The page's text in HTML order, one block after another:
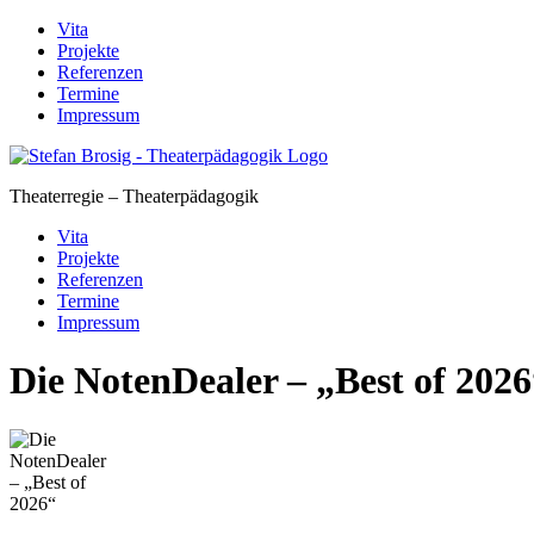
Skip
content
Vita
Projekte
Referenzen
Termine
Impressum
Theaterregie – Theaterpädagogik
Vita
Projekte
Referenzen
Termine
Impressum
Die NotenDealer – „Best of